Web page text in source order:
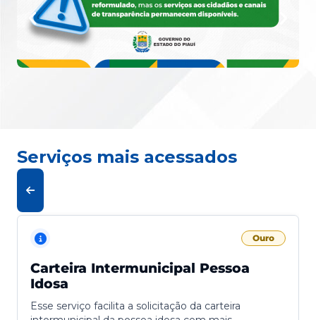
Serviços mais acessados
Ouro
Carteira Intermunicipal Pessoa
Idosa
Esse serviço facilita a solicitação da carteira